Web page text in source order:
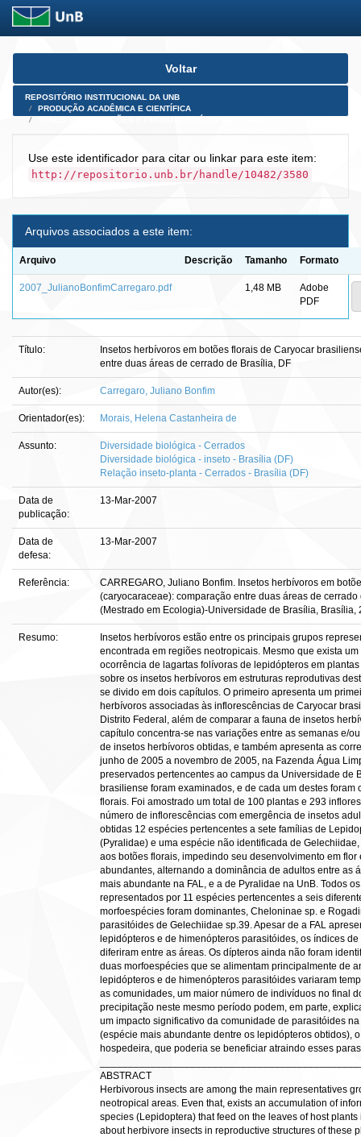
Skip
Voltar
REPOSITÓRIO INSTITUCIONAL DA UNB
PRODUÇÃO ACADÊMICA E CIENTÍFICA
Use este identificador para citar ou linkar para este item:
http://repositorio.unb.br/handle/10482/3580
Arquivos associados a este item:
Arquivo Descrição Tamanho Formato
2007_JulianoBonfimCarregaro.pdf 1,48 MB
Adobe
PDF
Título:
Insetos herbívoros em botões florais de Caryocar
entre duas áreas de cerrado de Brasília, DF
Autor(es): Carregaro, Juliano Bonfim
Orientador(es): Morais, Helena Castanheira de
Assunto:
Diversidade biológica - Cerrados
Diversidade biológica - inseto - Brasília (DF)
Relação inseto-planta - Cerrados - Brasília (DF)
Data de
publicação:
13-Mar-2007
Data de
defesa:
13-Mar-2007
Referência:
CARREGARO, Juliano Bonfim. Insetos herbívoros em
(caryocaraceae): comparação entre duas áreas de
(Mestrado em Ecologia)-Universidade de Brasília, Brasília,
Resumo:
Insetos herbívoros estão entre os principais grupos
encontrada em regiões neotropicais. Mesmo que exista
ocorrência de lagartas folívoras de lepidópteros em
sobre os insetos herbívoros em estruturas reprodutivas
se divido em dois capítulos. O primeiro apresenta um
herbívoros associadas às inflorescências de Caryocar
Distrito Federal, além de comparar a fauna de insetos
capítulo concentra-se nas variações entre as semanas e/
de insetos herbívoros obtidas, e também apresenta as
junho de 2005 a novembro de 2005, na Fazenda Água
preservados pertencentes ao campus da Universidade de
brasiliense foram examinados, e de cada um destes
florais. Foi amostrado um total de 100 plantas e 293
número de inflorescências com emergência de insetos
obtidas 12 espécies pertencentes a sete famílias de
(Pyralidae) e uma espécie não identificada de
aos botões florais, impedindo seu desenvolvimento em flor
abundantes, alternando a dominância de adultos entre as
mais abundante na FAL, e a de Pyralidae na UnB. Todos
representados por 11 espécies pertencentes a seis
morfoespécies foram dominantes, Cheloninae sp. e
parasitóides de Gelechiidae sp.39. Apesar de a FAL
lepidópteros e de himenópteros parasitóides, os índices
diferiram entre as áreas. Os dípteros ainda não foram
duas morfoespécies que se alimentam principalmente de
lepidópteros e de himenópteros parasitóides variaram
as comunidades, um maior número de indivíduos no final
precipitação neste mesmo período podem, em parte,
um impacto significativo da comunidade de parasitóides
(espécie mais abundante dentre os lepidópteros obtidos),
hospedeira, que poderia se beneficiar atraindo esses
ABSTRACT
Herbivorous insects are among the main representatives
neotropical areas. Even that, exists an accumulation of
species (Lepidoptera) that feed on the leaves of host
about herbivore insects in reproductive structures of these